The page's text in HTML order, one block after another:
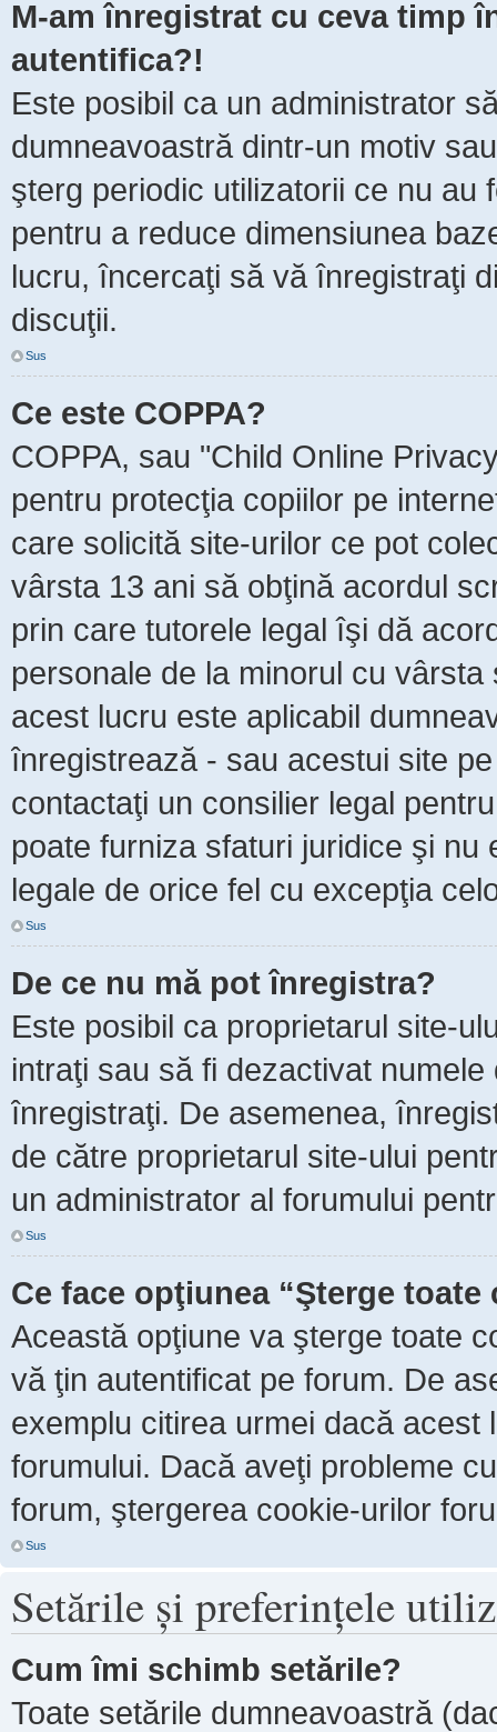
M-am înregistrat cu ceva timp
autentifica?!
Este posibil ca un administrator
dumneavoastră dintr-un motiv
şterg periodic utilizatorii ce nu au
pentru a reduce dimensiunea
lucru, încercaţi să vă înregistraţi
discuţii.
Sus
Ce este COPPA?
COPPA, sau "Child Online
pentru protecţia copiilor pe
care solicită site-urilor ce pot
vârsta 13 ani să obţină acordul
prin care tutorele legal îşi dă
personale de la minorul cu
acest lucru este aplicabil
înregistrează - sau acestui site
contactaţi un consilier legal
poate furniza sfaturi juridice şi
legale de orice fel cu excepţia
Sus
De ce nu mă pot înregistra?
Este posibil ca proprietarul site-
intraţi sau să fi dezactivat
înregistraţi. De asemenea,
de către proprietarul site-ului
un administrator al forumului
Sus
Ce face opţiunea “Şterge
Această opţiune va şterge toate
vă ţin autentificat pe forum. De
exemplu citirea urmei dacă
forumului. Dacă aveţi probleme
forum, ştergerea cookie-urilor
Sus
Setările şi preferinţele
Cum îmi schimb setările?
Toate setările dumneavoastră